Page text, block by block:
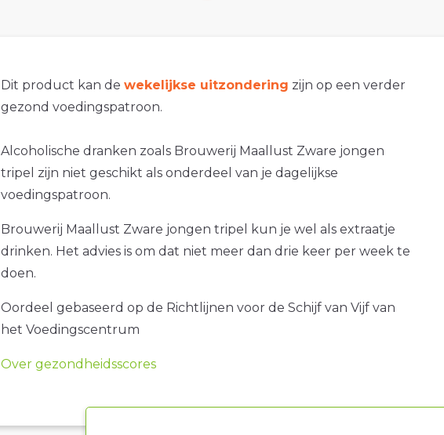
Dit product kan de wekelijkse uitzondering zijn op een verder
gezond voedingspatroon.
Alcoholische dranken zoals Brouwerij Maallust Zware jongen
tripel zijn niet geschikt als onderdeel van je dagelijkse
voedingspatroon.
Brouwerij Maallust Zware jongen tripel kun je wel als extraatje
drinken. Het advies is om dat niet meer dan drie keer per week te
doen.
Oordeel gebaseerd op de Richtlijnen voor de Schijf van Vijf van
het Voedingscentrum
Over gezondheidsscores